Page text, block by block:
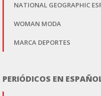
NATIONAL GEOGRAPHIC
WOMAN MODA
MARCA DEPORTES
PERIÓDICOS EN